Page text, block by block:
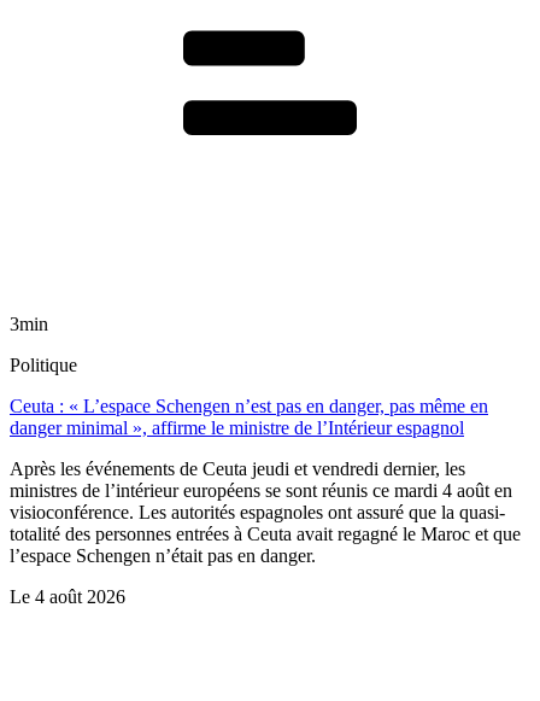
3min
Politique
Ceuta : « L’espace Schengen n’est pas en danger, pas même en
danger minimal », affirme le ministre de l’Intérieur espagnol
Après les événements de Ceuta jeudi et vendredi dernier, les
ministres de l’intérieur européens se sont réunis ce mardi 4 août en
visioconférence. Les autorités espagnoles ont assuré que la quasi-
totalité des personnes entrées à Ceuta avait regagné le Maroc et que
l’espace Schengen n’était pas en danger.
Le 4 août 2026